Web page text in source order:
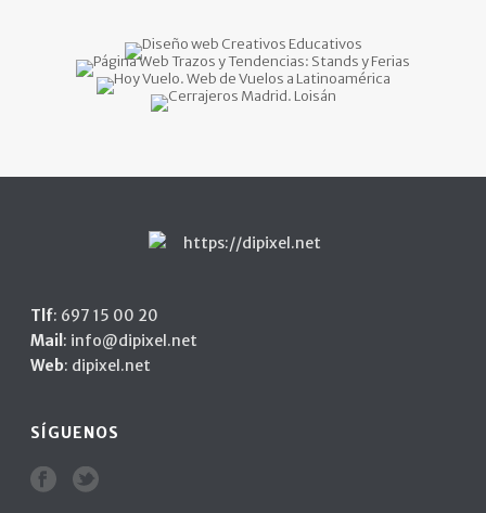
Tlf: 697 15 00 20
Mail : info@dipixel.net
Web: dipixel.net
SÍGUENOS